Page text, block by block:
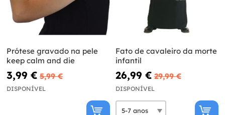
Prótese gravado na pele
keep calm and die
3,99 € 5,99 €
DISPONÍVEL
Fato de cavaleiro da morte
infantil
26,99 € 29,99 €
DISPONÍVEL